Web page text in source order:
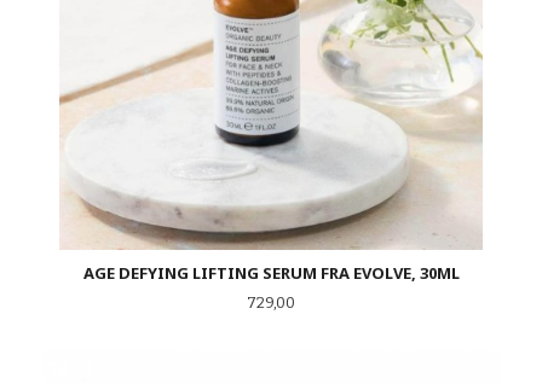
AGE DEFYING LIFTING SERUM FRA EVOLVE, 30ML
Pris
729,00